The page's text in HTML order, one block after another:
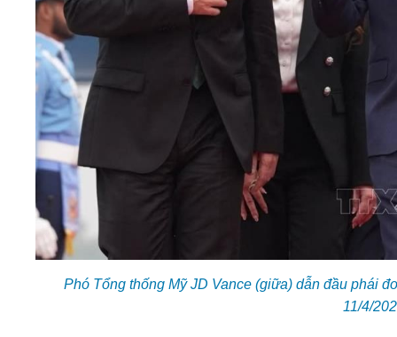
Phó Tổng thống Mỹ JD Vance (giữa) dẫn đầu phái
11/4/